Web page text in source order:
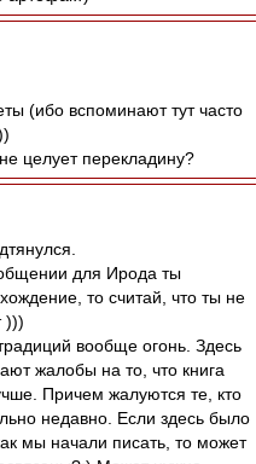
(ибо вспоминают тут часто
целует перекладину?
для Ирода ты
то считай, что ты не
)))
вообще огонь. Здесь
жалобы на то, что книга
Причем жалуются те, кто
недавно. Если здесь было
мы начали писать, то может